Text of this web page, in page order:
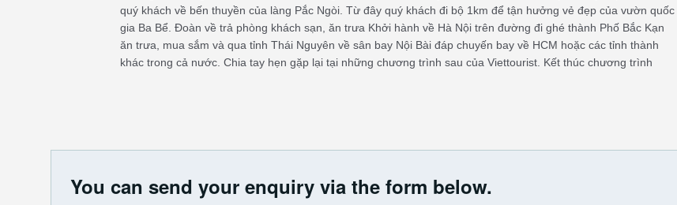
quý khách về bến thuyền của làng Pắc Ngòi. Từ đây quý khách đi bộ 1km để tận hưởng vẻ đẹp của vườn quốc
gia Ba Bể. Đoàn về trả phòng khách sạn, ăn trưa Khởi hành về Hà Nội trên đường đi ghé thành Phố Bắc Kạn
ăn trưa, mua sắm và qua tỉnh Thái Nguyên về sân bay Nội Bài đáp chuyến bay về HCM hoặc các tỉnh thành
khác trong cả nước. Chia tay hẹn gặp lại tại những chương trình sau của Viettourist. Kết thúc chương trình
You can send your enquiry via the form below.